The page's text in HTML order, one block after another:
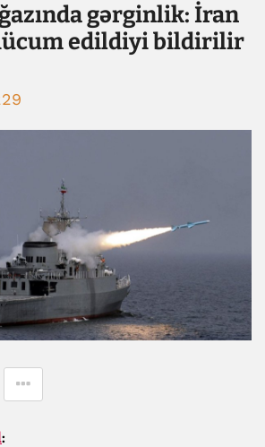
gərginlik: İran
edildiyi bildirilir
: